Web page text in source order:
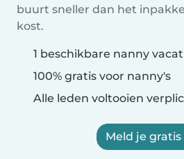
buurt sneller dan het
kost.
1 beschikbare nanny
100% gratis voor nanny's
Alle leden voltooien
Meld je gratis